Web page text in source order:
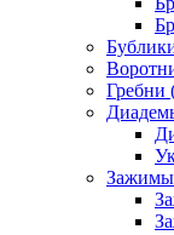
Гребни